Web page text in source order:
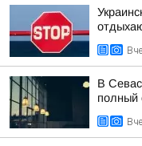
В
полный